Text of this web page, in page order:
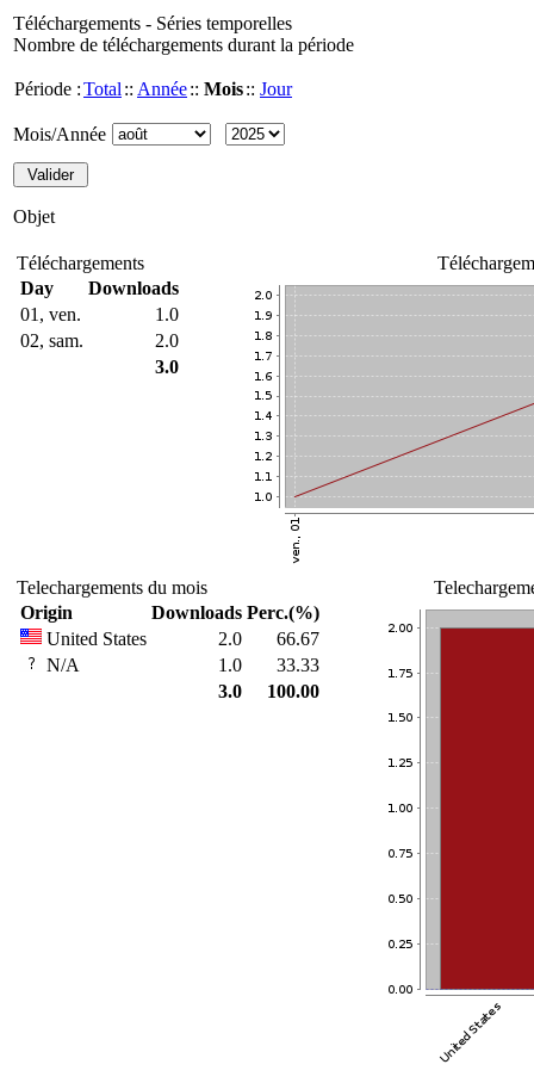
Téléchargements - Séries temporelles
Nombre de téléchargements durant la période
Période :Total :: Année:: Mois:: Jour
Mois/Année
Objet
Téléchargements
Day
Downloads
01, ven.
1.0
02, sam.
2.0
3.0
Telechargements du mois
Origin
Downloads Perc.(%)
United States
2.0
66.67
N/A
1.0
33.33
3.0
100.00